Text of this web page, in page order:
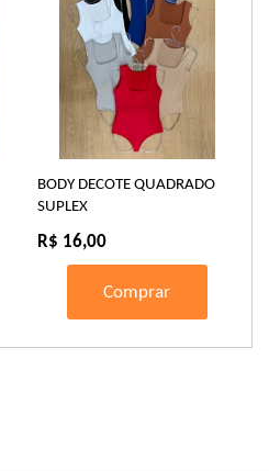
BODY DECOTE QUADRADO
SUPLEX
R$ 16,00
Comprar